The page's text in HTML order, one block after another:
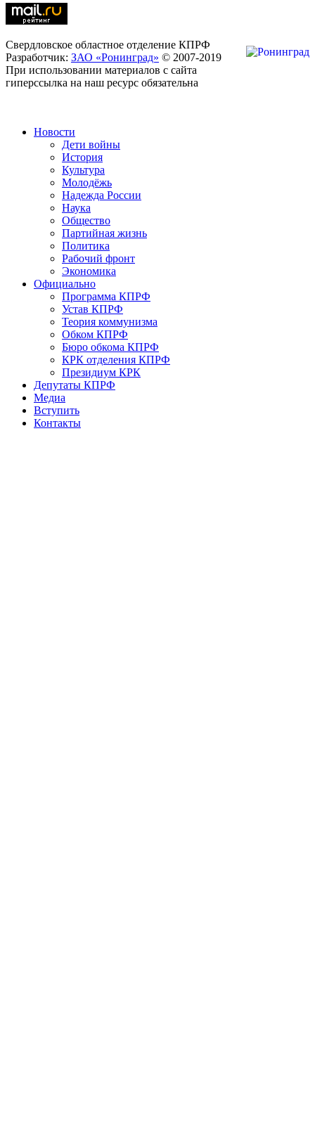
Свердловское областное отделение КПРФ
Разработчик: ЗАО «Ронинград» © 2007-2019
При использовании материалов с сайта
гиперссылка на наш ресурс обязательна
Новости
Дети войны
История
Культура
Молодёжь
Надежда России
Наука
Общество
Партийная жизнь
Политика
Рабочий фронт
Экономика
Официально
Программа КПРФ
Устав КПРФ
Теория коммунизма
Обком КПРФ
Бюро обкома КПРФ
КРК отделения КПРФ
Президиум КРК
Депутаты КПРФ
Медиа
Вступить
Контакты